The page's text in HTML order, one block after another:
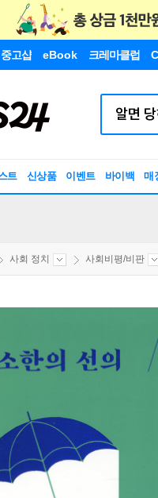
중고샵 eBook 크레마클럽
트 신상품 이벤트 바이백 매
사회 정치 사회비평/비판